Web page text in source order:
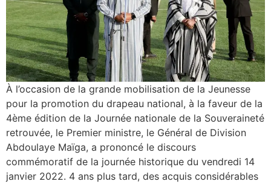
À l’occasion de la grande mobilisation de la Jeunesse
pour la promotion du drapeau national, à la faveur de la
4ème édition de la Journée nationale de la Souveraineté
retrouvée, le Premier ministre, le Général de Division
Abdoulaye Maïga, a prononcé le discours
commémoratif de la journée historique du vendredi 14
janvier 2022. 4 ans plus tard, des acquis considérables